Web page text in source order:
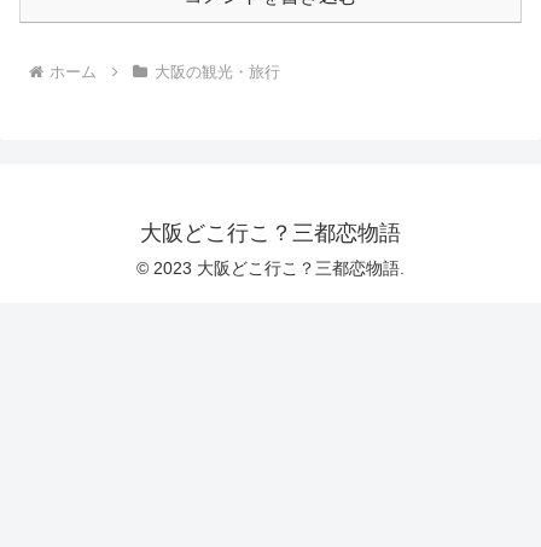
ホーム 大阪の観光・旅行
大阪どこ行こ？三都恋物語
© 2023 大阪どこ行こ？三都恋物語.